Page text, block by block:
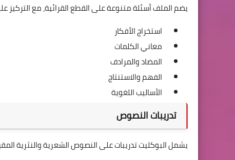
يضم الملف أسئلة متنوعة على القطع القرائية، مع التركيز
استخراج الأفكار
معاني الكلمات
المضاد والمرادف
الفهم والاستنتاج
الأساليب اللغوية
تدريبات النصوص
يشمل البوكليت تدريبات على النصوص الشعرية والنثرية